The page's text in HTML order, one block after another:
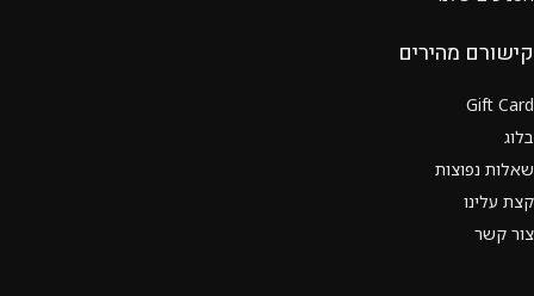
קישורם מהירים
Gift Card
בלוג
שאלות נפוצות
קצת עלינו
צור קשר